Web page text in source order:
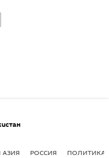
АЗИЯ РОССИЯ ПОЛИТИКА